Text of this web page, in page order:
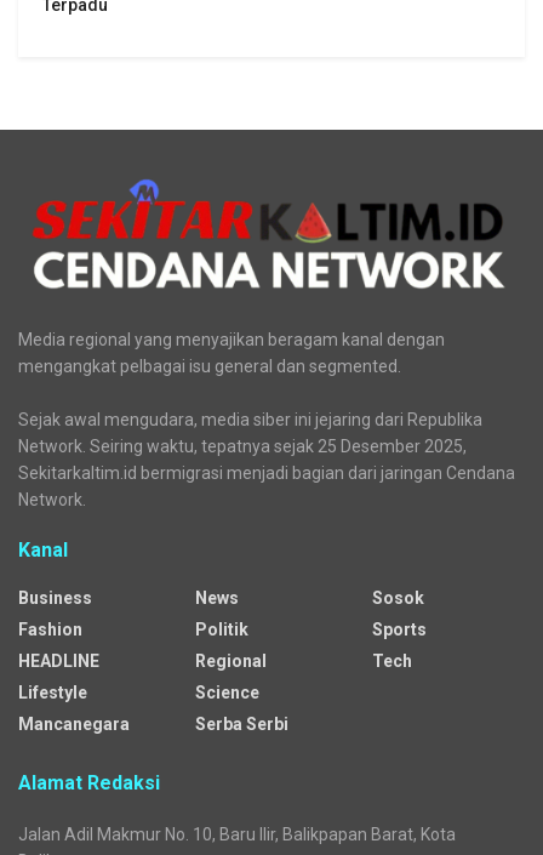
Terkini
Provinsi
di Kota Bontang
Aliansi Penjaga Situs Cipujangga: Bentuk Tim Kajian
Terpadu
mengangkat pelbagai isu general dan segmented.